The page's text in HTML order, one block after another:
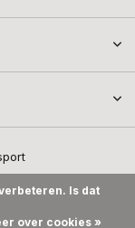
Is dat
over cookies »